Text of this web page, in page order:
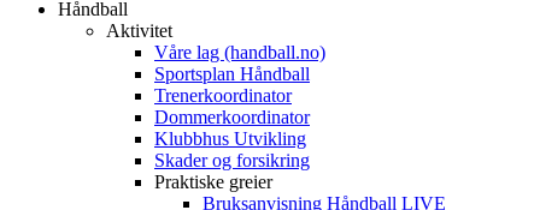
Håndball
Aktivitet
Våre lag (handball.no)
Sportsplan Håndball
Trenerkoordinator
Dommerkoordinator
Klubbhus Utvikling
Skader og forsikring
Praktiske greier
Bruksanvisning Håndball LIVE